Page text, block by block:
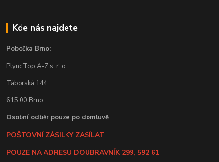
Kde nás najdete
Pobočka Brno:
PlynoTop A-Z s. r. o.
Táborská 144
615 00 Brno
Osobní odběr pouze po domluvě
POŠTOVNÍ ZÁSILKY ZASÍLAT
POUZE NA ADRESU DOUBRAVNÍK 299, 592 61